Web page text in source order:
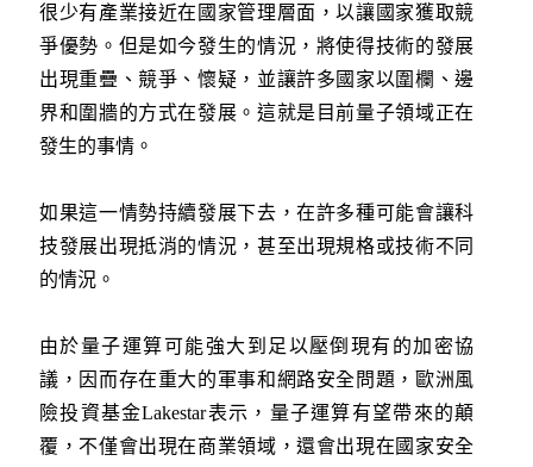
很少有產業接近在國家管理層面，以讓國家獲取競
爭優勢。但是如今發生的情況，將使得技術的發展
出現重疊、競爭、懷疑，並讓許多國家以圍欄、邊
界和圍牆的方式在發展。這就是目前量子領域正在
發生的事情。
如果這一情勢持續發展下去，在許多種可能會讓科
技發展出現抵消的情況，甚至出現規格或技術不同
的情況。
由於量子運算可能強大到足以壓倒現有的加密協
議，因而存在重大的軍事和網路安全問題，歐洲風
險投資基金Lakestar表示，量子運算有望帶來的顛
覆，不僅會出現在商業領域，還會出現在國家安全